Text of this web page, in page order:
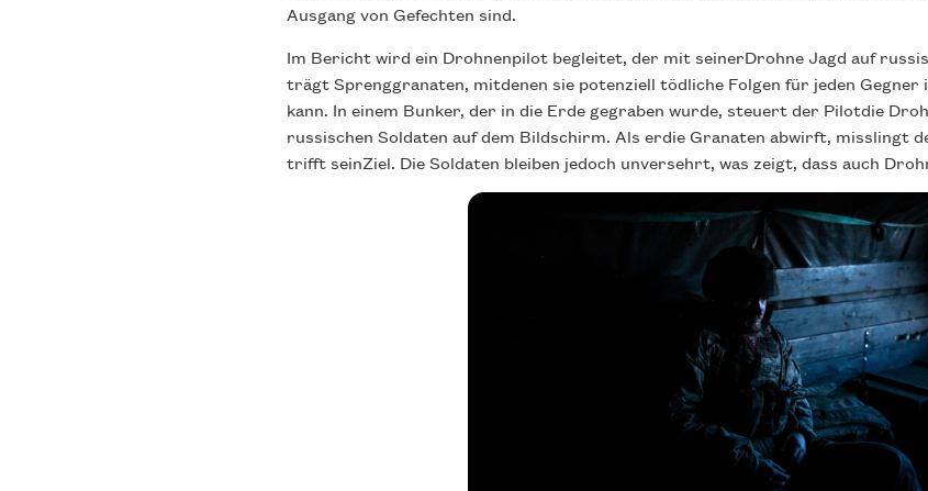
Ausgang von Gefechten sind.
Im Bericht wird ein Drohnenpilot begleitet, der mit seinerDrohne Jagd auf
trägt Sprenggranaten, mitdenen sie potenziell tödliche Folgen für jeden Gegner
kann. In einem Bunker, der in die Erde gegraben wurde, steuert der Pilotdie
russischen Soldaten auf dem Bildschirm. Als erdie Granaten abwirft, misslingt
trifft seinZiel. Die Soldaten bleiben jedoch unversehrt, was zeigt, dass auch